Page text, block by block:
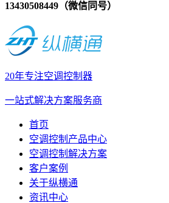
13430508449（微信同号）
20年专注空调控制器
一站式解决方案服务商
首页
空调控制产品中心
空调控制解决方案
客户案例
关于纵横通
资讯中心